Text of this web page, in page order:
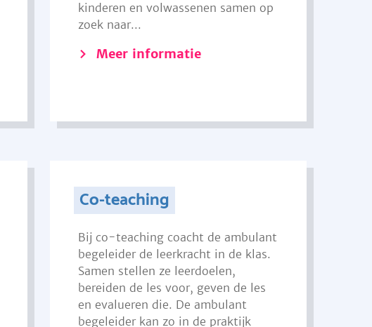
kinderen en volwassenen samen op
zoek naar...
Meer informatie
Co-teaching
Bij co-teaching coacht de ambulant
begeleider de leerkracht in de klas.
Samen stellen ze leerdoelen,
bereiden de les voor, geven de les
en evalueren die. De ambulant
begeleider kan zo in de praktijk